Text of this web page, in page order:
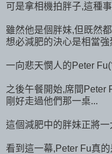
可是拿相機拍胖子,這種
雖然他是個胖妹,但既然
想必減肥的決心是相當強
一向悲天憫人的Peter
之後午餐開始,席間Peter
剛好走過他們那一桌...
這個減肥中的胖妹正將
看到這一幕,Peter Fu真的